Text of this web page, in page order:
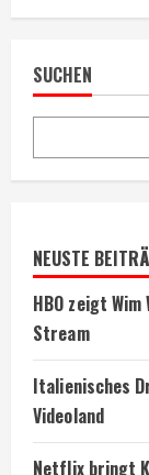
SUCHEN
NEUSTE
HBO zeigt
Stream
Italienisches
Videoland
Netflix bringt